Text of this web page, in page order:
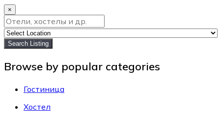
×
Search Listing
Browse by popular categories
Гостиница
Хостел